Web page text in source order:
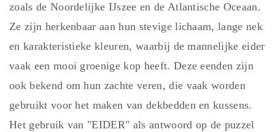
zoals de Noordelijke IJszee en de Atlantische Oceaan.
Ze zijn herkenbaar aan hun stevige lichaam, lange nek
en karakteristieke kleuren, waarbij de mannelijke eider
vaak een mooi groenige kop heeft. Deze eenden zijn
ook bekend om hun zachte veren, die vaak worden
gebruikt voor het maken van dekbedden en kussens.
Het gebruik van "EIDER" als antwoord op de puzzel